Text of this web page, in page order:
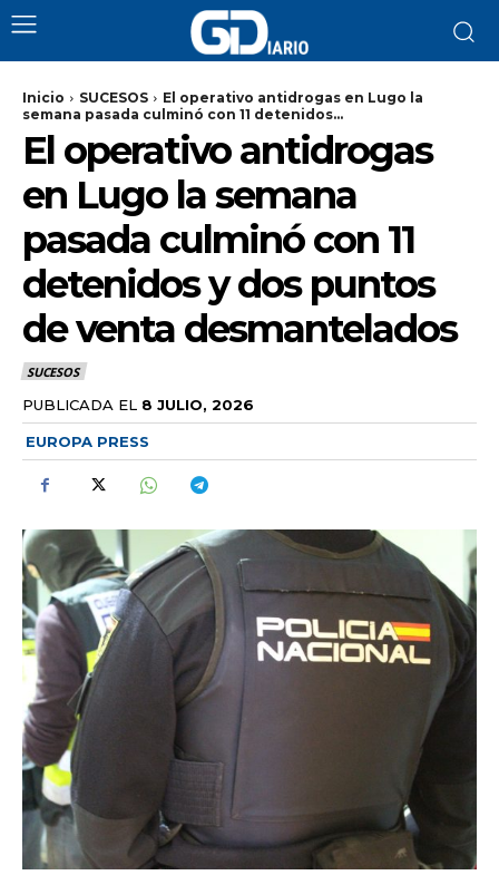
Inicio SUCESOS
El operativo antidrogas en Lugo la
semana pasada culminó con 11 detenidos...
El operativo antidrogas
en Lugo la semana
pasada culminó con 11
detenidos y dos puntos
de venta desmantelados
SUCESOS
PUBLICADA EL 8 JULIO, 2026
EUROPA PRESS